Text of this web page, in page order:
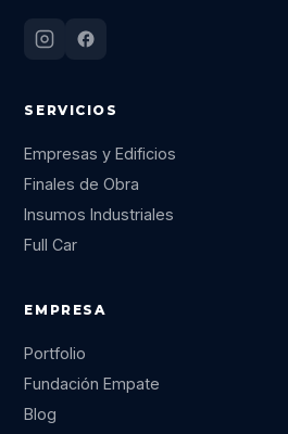
SERVICIOS
Empresas y Edificios
Finales de Obra
Insumos Industriales
Full Car
EMPRESA
Portfolio
Fundación Empate
Blog